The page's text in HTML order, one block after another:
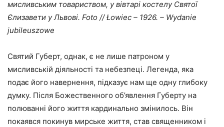
мисливським товариством, у вівтарі костелу Святої
Єлизавети у Львові. Foto // Łowiec – 1926. – Wydanie
jubileuszowe
Святий Губерт, однак, є не лише патроном у
мисливській діяльності та небезпеці. Легенда, яка
подає його навернення, підказує нам ще одну глибоку
думку. Після Божественного об’явлення Губерту на
полюванні його життя кардинально змінилось. Він
покаявся покинув мирське життя, став священником і